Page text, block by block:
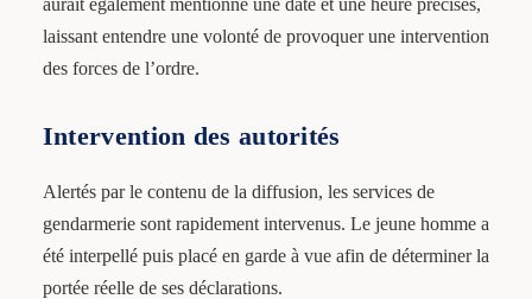
laissant entendre une volonté de provoquer une intervention
des forces de l’ordre.
Intervention des autorités
Alertés par le contenu de la diffusion, les services de
gendarmerie sont rapidement intervenus. Le jeune homme a
été interpellé puis placé en garde à vue afin de déterminer la
portée réelle de ses déclarations.